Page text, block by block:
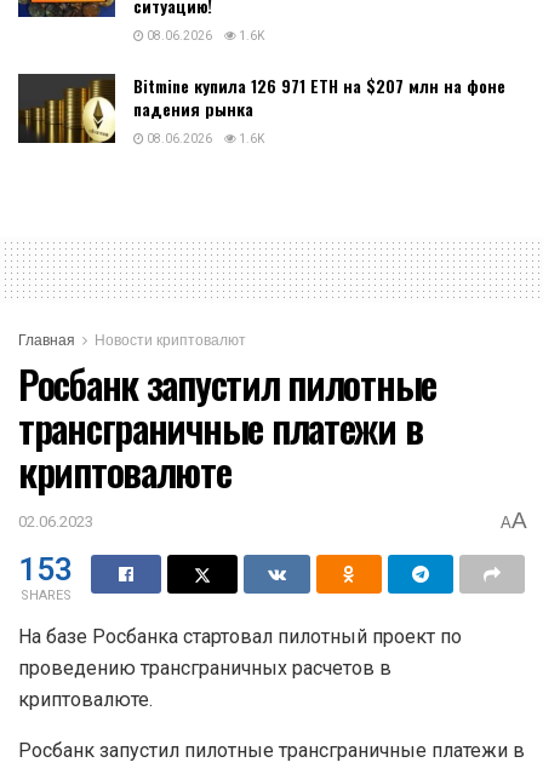
ситуацию!
08.06.2026 1.6K
Bitmine купила 126 971 ETH на $207 млн на фоне
падения рынка
08.06.2026 1.6K
Главная Новости криптовалют
Росбанк запустил пилотные
трансграничные платежи в
криптовалюте
02.06.2023 AA
153
SHARES
На базе Росбанка стартовал пилотный проект по
проведению трансграничных расчетов в
криптовалюте.
Росбанк запустил пилотные трансграничные платежи в